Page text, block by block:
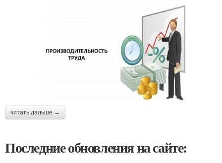
читать дальше →
Последние обновления на сайте: